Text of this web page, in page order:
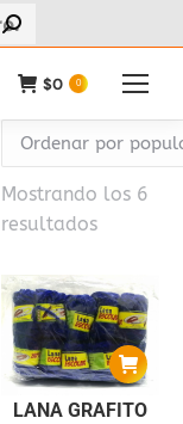
$0 0
Mostrando los 6
resultados
LANA GRAFITO